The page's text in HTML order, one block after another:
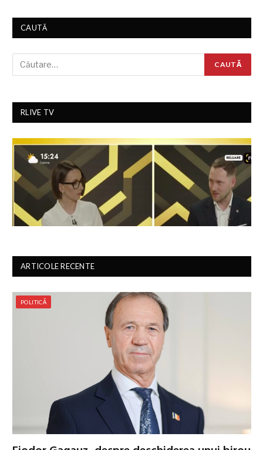
CAUTĂ
RLIVE TV
ARTICOLE RECENTE
POLITICĂ